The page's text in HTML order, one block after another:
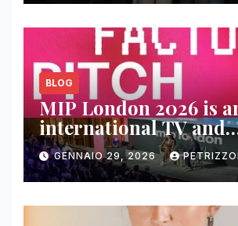
BLOG
MIP London 2026 is
international TV and
streaming content
GENNAIO 29, 2026